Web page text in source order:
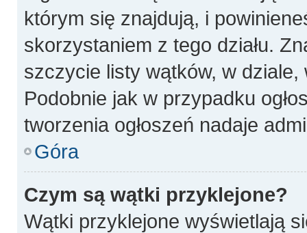
którym się znajdują, i
skorzystaniem z tego działu.
szczycie listy wątków, w
Podobnie jak w przypadku
tworzenia ogłoszeń nadaje
Góra
Czym są wątki przyklejone?
Wątki przyklejone wyświetlają